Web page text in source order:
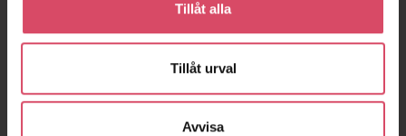
Tillåt alla
Tillåt urval
Avvisa